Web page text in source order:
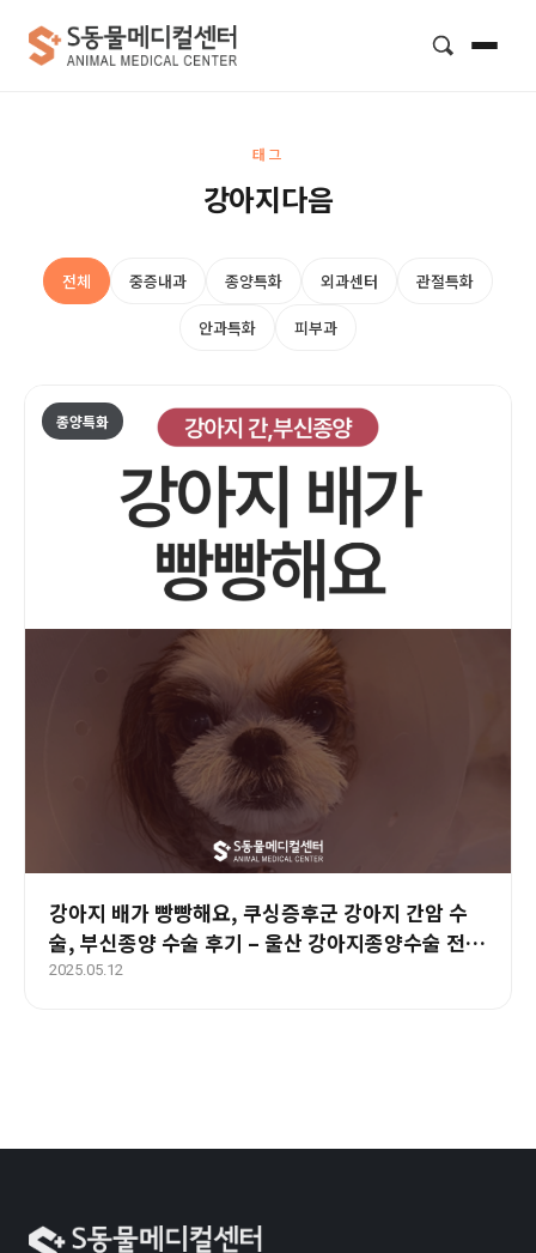
태그
강아지다음
전체 중증내과 종양특화 외과센터 관절특화
안과특화 피부과
종양특화
강아지 배가 빵빵해요, 쿠싱증후군 강아지 간암 수
술, 부신종양 수술 후기 – 울산 강아지종양수술 전문
병원
2025.05.12